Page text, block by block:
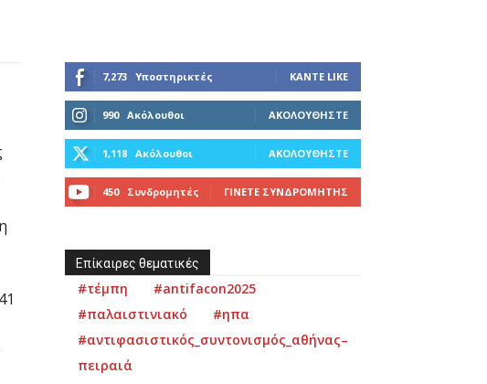
7,273 Υποστηρικτές ΚΆΝΤΕ LIKE
990 Ακόλουθοι ΑΚΟΛΟΥΘΉΣΤΕ
1,118 Ακόλουθοι ΑΚΟΛΟΥΘΉΣΤΕ
450 Συνδρομητές ΓΊΝΕΤΕ ΣΥΝΔΡΟΜΗΤΉΣ
Επίκαιρες θεματικές
#τέμπη
#antifacon2025
#παλαιστινιακό
#ηπα
#αντιφασιστικός_συντονισμός_αθήνας–
πειραιά